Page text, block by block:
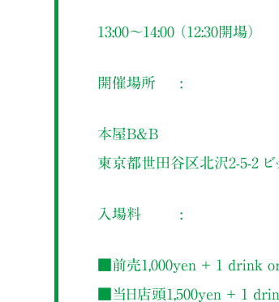
13:00～14:00 （12:30開場）
開催場所
本屋B&B
東京都世田谷区北沢2-5-2 ビ
入場料
■前売1,000yen ＋ 1 drink
■当日店頭1,500yen ＋ 1